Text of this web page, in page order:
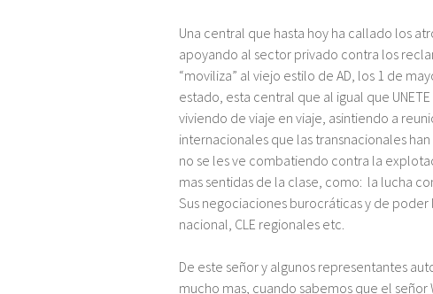
Una central que hasta hoy ha callado los
apoyando al sector privado contra los
“moviliza” al viejo estilo de AD, los 1 de
estado, esta central que al igual que
viviendo de viaje en viaje, asintiendo a
internacionales que las transnacionales
no se les ve combatiendo contra la
mas sentidas de la clase, como: la lucha
Sus negociaciones burocráticas y de
nacional, CLE regionales etc.
De este señor y algunos representantes
mucho mas, cuando sabemos que el señor